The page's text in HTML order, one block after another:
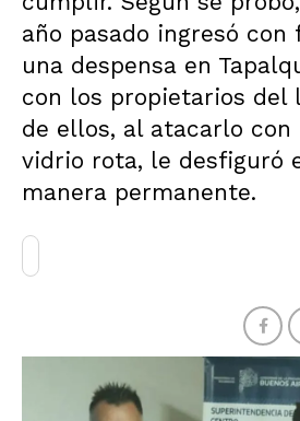
año pasado ingresó con
una despensa en
con los propietarios del
de ellos, al atacarlo
vidrio rota, le desfiguró
manera permanente.